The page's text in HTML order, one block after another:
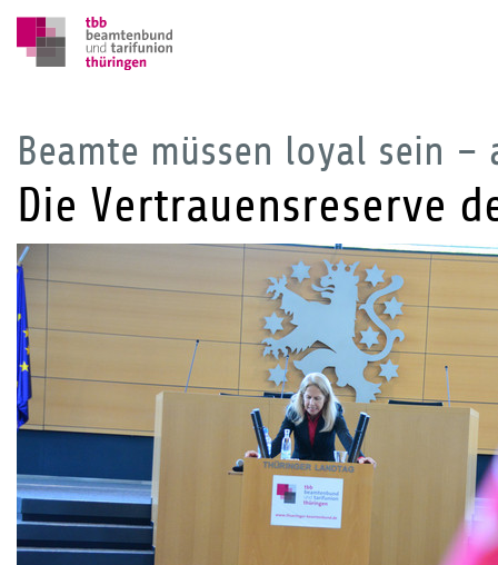
Beamte müssen loyal sein
Die Vertrauensreserve